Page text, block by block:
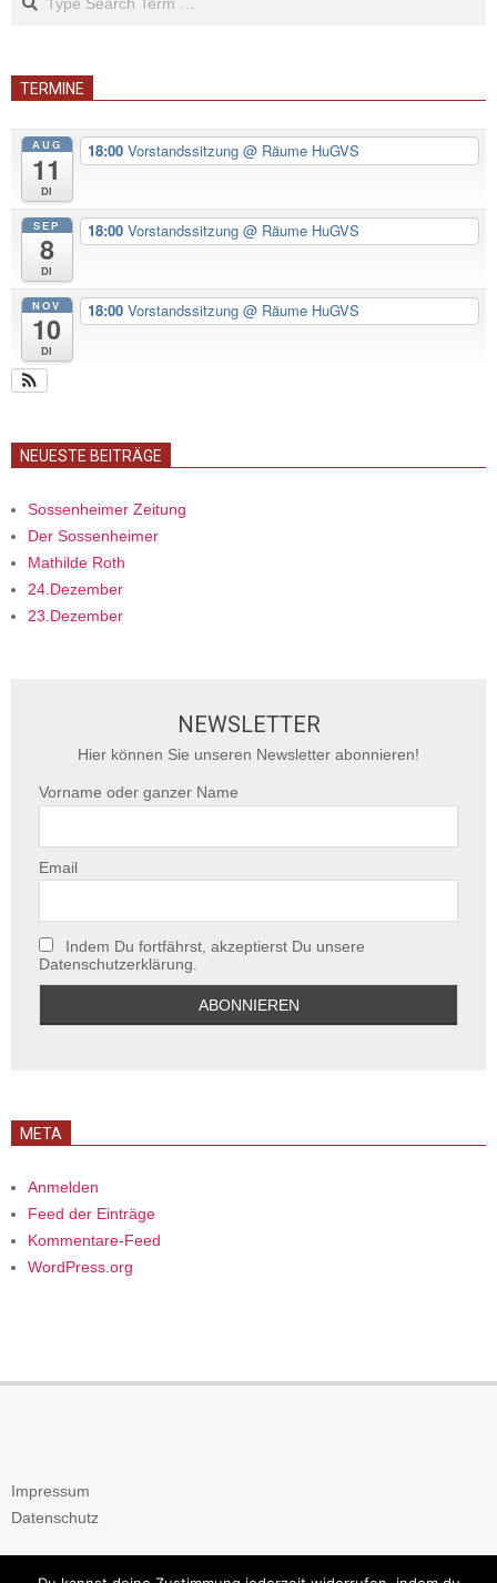
TERMINE
AUG
11
Di
18:00 Vorstandssitzung @ Räume HuGVS
SEP
8
Di
18:00 Vorstandssitzung @ Räume HuGVS
NOV
10
Di
18:00 Vorstandssitzung @ Räume HuGVS
NEUESTE BEITRÄGE
Sossenheimer Zeitung
Der Sossenheimer
Mathilde Roth
24.Dezember
23.Dezember
NEWSLETTER
Hier können Sie unseren Newsletter abonnieren!
Vorname oder ganzer Name
Email
Indem Du fortfährst, akzeptierst Du unsere
Datenschutzerklärung.
META
Anmelden
Feed der Einträge
Kommentare-Feed
WordPress.org
Impressum
Datenschutz